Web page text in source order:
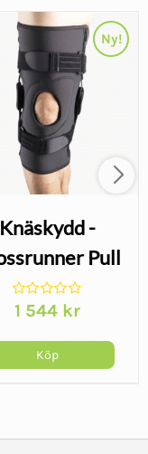
Ny!
Knäskydd -
Pull
On Short
1 544 kr
Köp